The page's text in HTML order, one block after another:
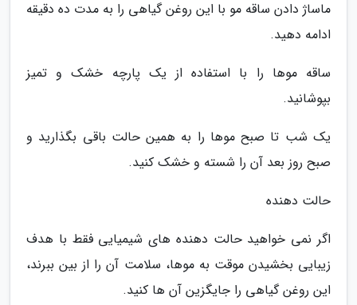
ماساژ دادن ساقه مو با این روغن گیاهی را به مدت ده دقیقه
ادامه دهید.
ساقه موها را با استفاده از یک پارچه خشک و تمیز
بپوشانید.
یک شب تا صبح موها را به همین حالت باقی بگذارید و
صبح روز بعد آن را شسته و خشک کنید.
حالت دهنده
اگر نمی خواهید حالت دهنده های شیمیایی فقط با هدف
زیبایی بخشیدن موقت به موها، سلامت آن را از بین ببرند،
این روغن گیاهی را جایگزین آن ها کنید.